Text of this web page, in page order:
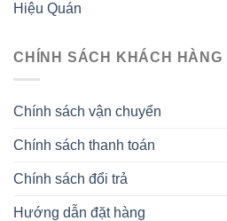
Hiệu Quán
CHÍNH SÁCH KHÁCH HÀNG
Chính sách vận chuyển
Chính sách thanh toán
Chính sách đổi trả
Hướng dẫn đặt hàng